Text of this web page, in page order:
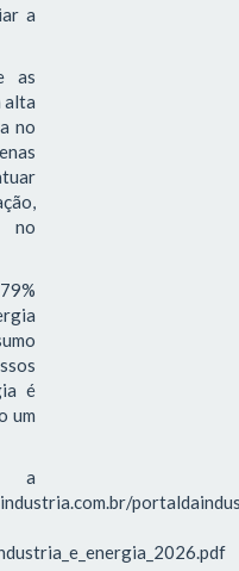
a
as
alta
no
no
é
um